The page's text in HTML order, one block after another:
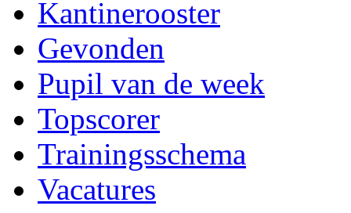
Kantinerooster
Gevonden
Pupil van de week
Topscorer
Trainingsschema
Vacatures